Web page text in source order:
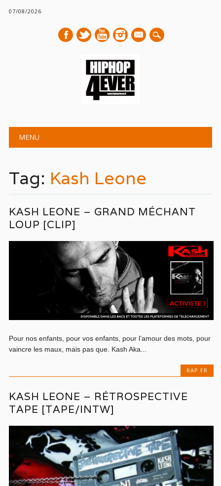
07/08/2026
mail
Main menu
MENU
Tag: Kash Leone
KASH LEONE – GRAND MÉCHANT
LOUP [CLIP]
Pour nos enfants, pour vos enfants, pour l’amour des mots, pour
vaincre les maux, mais pas que. Kash Aka...
RAP FR
KASH LEONE – RÉTROSPECTIVE
TAPE [TAPE/INTW]